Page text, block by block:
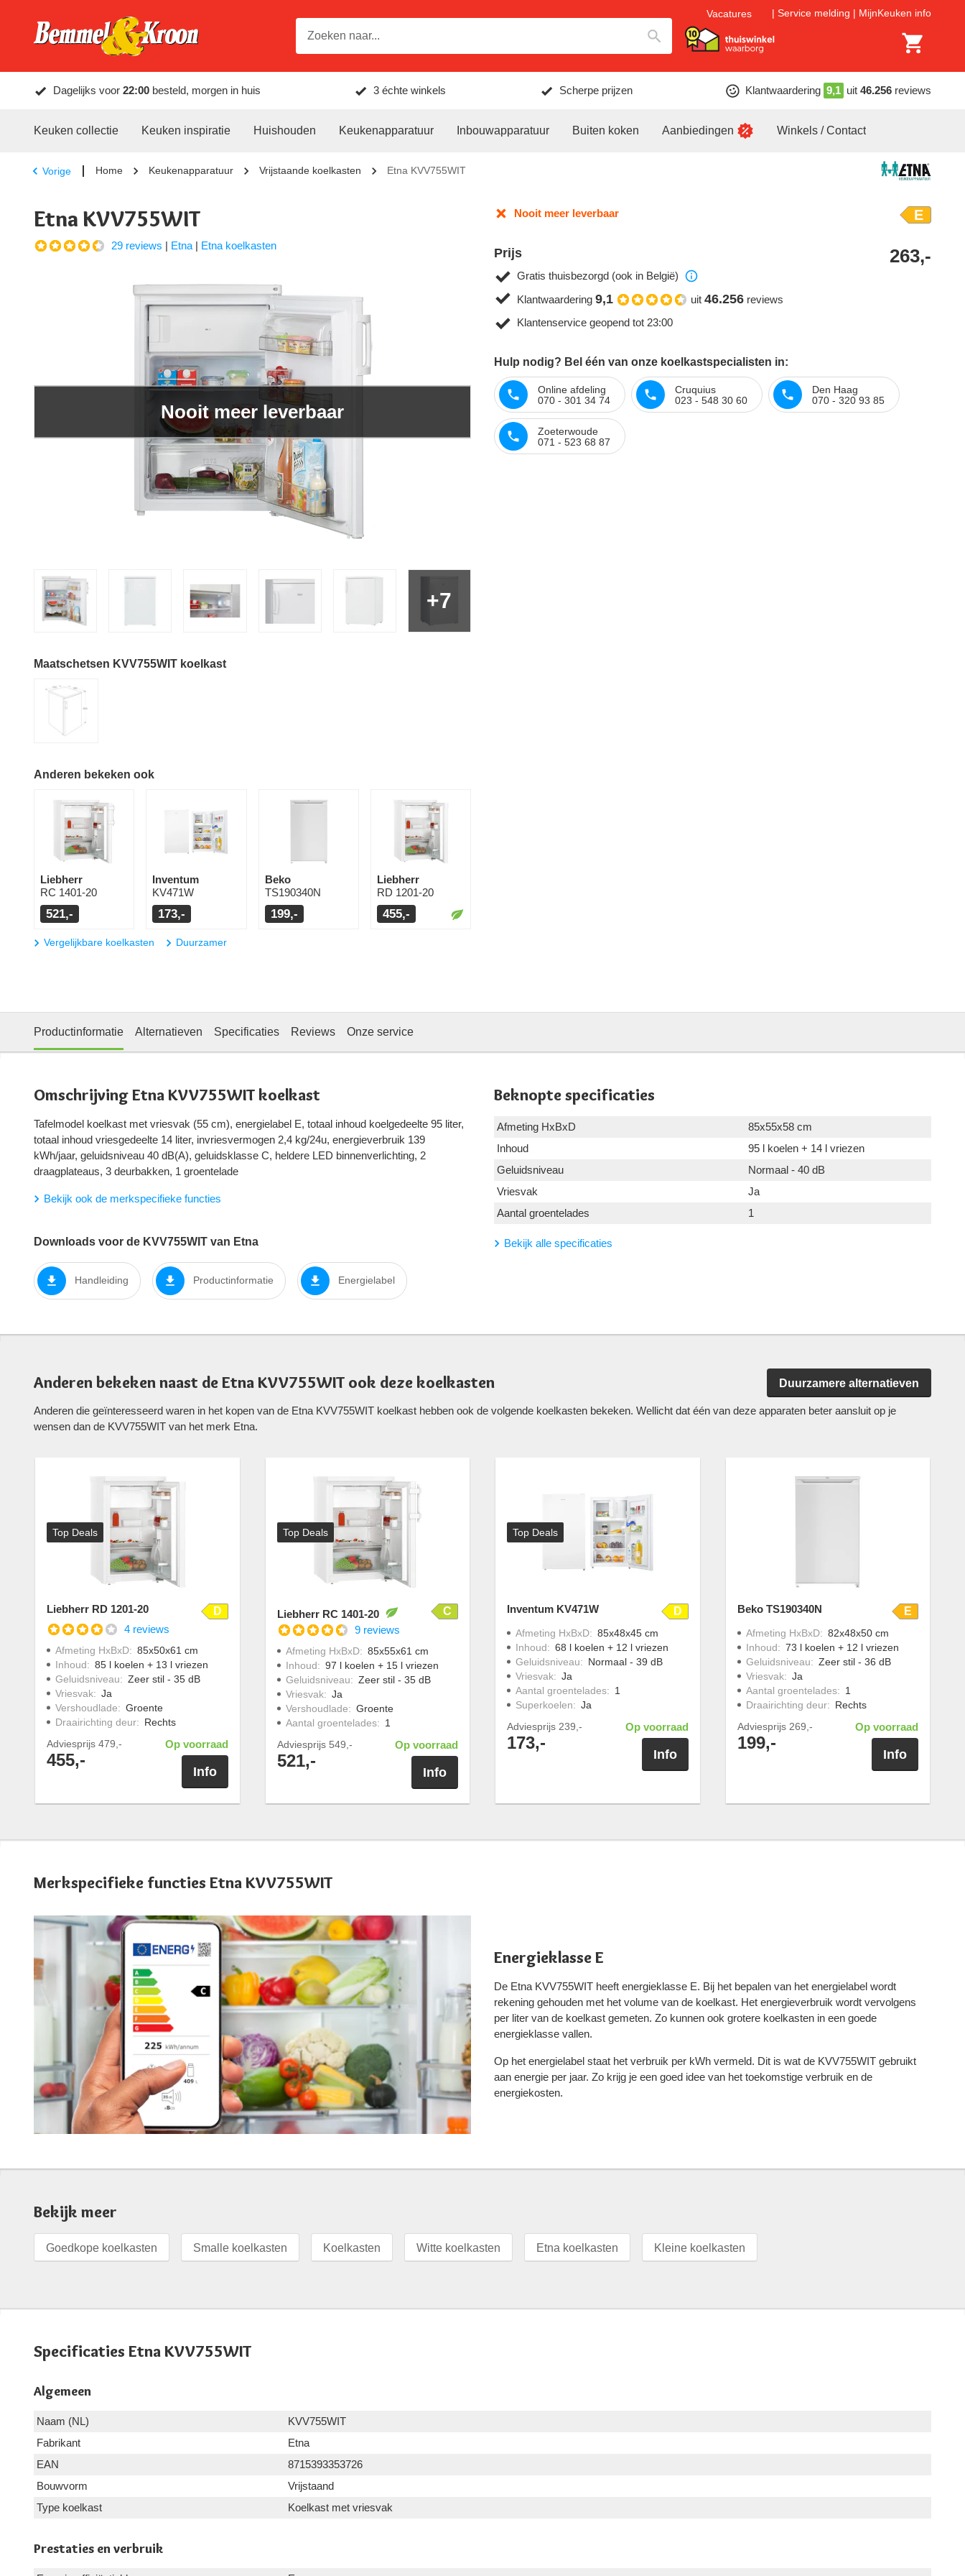
Vacatures Service melding MijnKeuken info
Dagelijks voor 22:00 besteld, morgen in huis 3 échte winkels Scherpe prijzen Klantwaardering 9,1 uit 46.256 reviews
Keuken collectie Keuken inspiratie Huishouden Keukenapparatuur Inbouwapparatuur Buiten koken Aanbiedingen Winkels / Contact
Vorige Home Keukenapparatuur Vrijstaande koelkasten Etna KVV755WIT
Etna KVV755WIT
29 reviews | Etna | Etna koelkasten
+7
Nooit meer leverbaar
Maatschetsen KVV755WIT koelkast
Anderen bekeken ook
Liebherr
RC 1401-20
521,-
Inventum
KV471W
173,-
Beko
TS190340N
199,-
Liebherr
RD 1201-20
455,-
Vergelijkbare koelkasten Duurzamer
Nooit meer leverbaar E
Prijs 263,-
Gratis thuisbezorgd (ook in België)
Klantwaardering 9,1 uit 46.256 reviews
Klantenservice geopend tot 23:00
Hulp nodig? Bel één van onze koelkastspecialisten in:
Online afdeling
070 - 301 34 74
Cruquius
023 - 548 30 60
Den Haag
070 - 320 93 85
Zoeterwoude
071 - 523 68 87
Productinformatie Alternatieven Specificaties Reviews Onze service
Omschrijving Etna KVV755WIT koelkast
Tafelmodel koelkast met vriesvak (55 cm), energielabel E, totaal inhoud koelgedeelte 95 liter,
totaal inhoud vriesgedeelte 14 liter, invriesvermogen 2,4 kg/24u, energieverbruik 139
kWh/jaar, geluidsniveau 40 dB(A), geluidsklasse C, heldere LED binnenverlichting, 2
draagplateaus, 3 deurbakken, 1 groentelade
Bekijk ook de merkspecifieke functies
Downloads voor de KVV755WIT van Etna
Handleiding Productinformatie Energielabel
Beknopte specificaties
Afmeting HxBxD
85x55x58 cm
Inhoud
95 l koelen + 14 l vriezen
Geluidsniveau
Normaal - 40 dB
Vriesvak
Ja
Aantal groentelades
1
Bekijk alle specificaties
Anderen bekeken naast de Etna KVV755WIT ook deze koelkasten Duurzamere alternatieven
Anderen die geïnteresseerd waren in het kopen van de Etna KVV755WIT koelkast hebben ook de volgende koelkasten bekeken. Wellicht dat één van deze apparaten beter aansluit op je
wensen dan de KVV755WIT van het merk Etna.
Top Deals
Liebherr RD 1201-20
D
4 reviews
Afmeting HxBxD: 85x50x61 cm
Inhoud: 85 l koelen + 13 l vriezen
Geluidsniveau: Zeer stil - 35 dB
Vriesvak: Ja
Vershoudlade: Groente
Draairichting deur: Rechts
Adviesprijs 479,-
455,-
Op voorraad
Info
Top Deals
Liebherr RC 1401-20
C
9 reviews
Afmeting HxBxD: 85x55x61 cm
Inhoud: 97 l koelen + 15 l vriezen
Geluidsniveau: Zeer stil - 35 dB
Vriesvak: Ja
Vershoudlade: Groente
Aantal groentelades: 1
Adviesprijs 549,-
521,-
Op voorraad
Info
Top Deals
Inventum KV471W D
Afmeting HxBxD: 85x48x45 cm
Inhoud: 68 l koelen + 12 l vriezen
Geluidsniveau: Normaal - 39 dB
Vriesvak: Ja
Aantal groentelades: 1
Superkoelen: Ja
Adviesprijs 239,-
173,-
Op voorraad
Info
Beko TS190340N E
Afmeting HxBxD: 82x48x50 cm
Inhoud: 73 l koelen + 12 l vriezen
Geluidsniveau: Zeer stil - 36 dB
Vriesvak: Ja
Aantal groentelades: 1
Draairichting deur: Rechts
Adviesprijs 269,-
199,-
Op voorraad
Info
Merkspecifieke functies Etna KVV755WIT
Energieklasse E
De Etna KVV755WIT heeft energieklasse E. Bij het bepalen van het energielabel wordt
rekening gehouden met het volume van de koelkast. Het energieverbruik wordt vervolgens
per liter van de koelkast gemeten. Zo kunnen ook grotere koelkasten in een goede
energieklasse vallen.
Op het energielabel staat het verbruik per kWh vermeld. Dit is wat de KVV755WIT gebruikt
aan energie per jaar. Zo krijg je een goed idee van het toekomstige verbruik en de
energiekosten.
Bekijk meer
Goedkope koelkasten Smalle koelkasten Koelkasten Witte koelkasten Etna koelkasten Kleine koelkasten
Specificaties Etna KVV755WIT
Algemeen
Naam (NL)
KVV755WIT
Fabrikant
Etna
EAN
8715393353726
Bouwvorm
Vrijstaand
Type koelkast
Koelkast met vriesvak
Prestaties en verbruik